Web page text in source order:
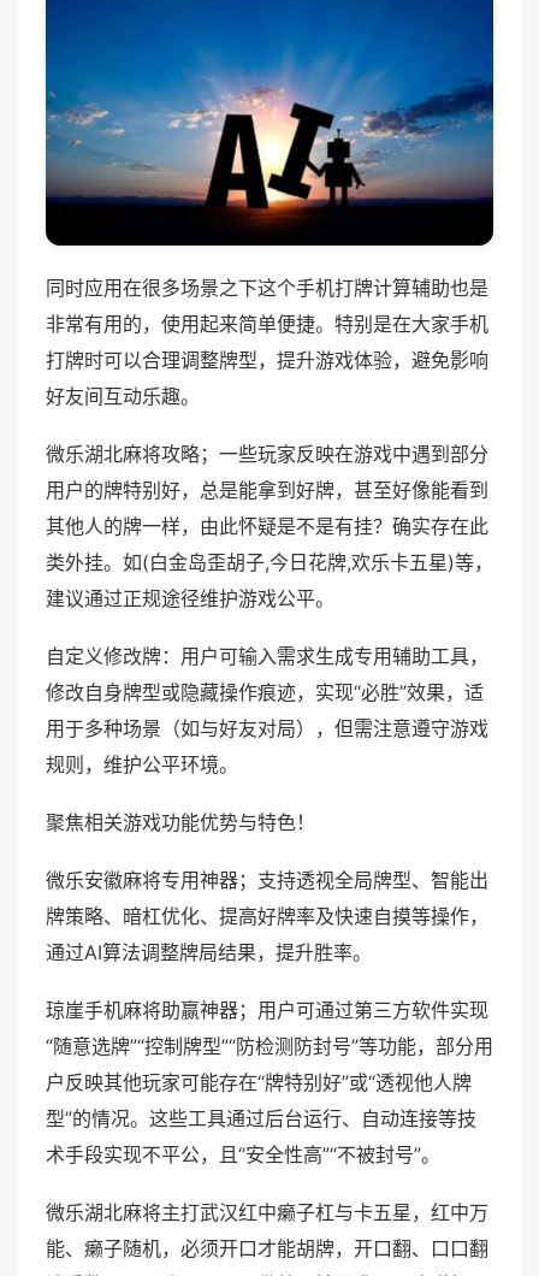
同时应用在很多场景之下这个手机打牌计算辅助也是
非常有用的，使用起来简单便捷。特别是在大家手机
打牌时可以合理调整牌型，提升游戏体验，避免影响
好友间互动乐趣。
微乐湖北麻将攻略；一些玩家反映在游戏中遇到部分
用户的牌特别好，总是能拿到好牌，甚至好像能看到
其他人的牌一样，由此怀疑是不是有挂？确实存在此
类外挂。如(白金岛歪胡子,今日花牌,欢乐卡五星)等，
建议通过正规途径维护游戏公平。
自定义修改牌：用户可输入需求生成专用辅助工具，
修改自身牌型或隐藏操作痕迹，实现“必胜”效果，适
用于多种场景（如与好友对局），但需注意遵守游戏
规则，维护公平环境。
聚焦相关游戏功能优势与特色！
微乐安徽麻将专用神器；支持透视全局牌型、智能出
牌策略、暗杠优化、提高好牌率及快速自摸等操作，
通过AI算法调整牌局结果，提升胜率。
琼崖手机麻将助赢神器；用户可通过第三方软件实现
“随意选牌”“控制牌型”“防检测防封号”等功能，部分用
户反映其他玩家可能存在“牌特别好”或“透视他人牌
型”的情况。这些工具通过后台运行、自动连接等技
术手段实现不平公，且“安全性高”“不被封号”。
微乐湖北麻将主打武汉红中癞子杠与卡五星，红中万
能、癞子随机，必须开口才能胡牌，开口翻、口口翻